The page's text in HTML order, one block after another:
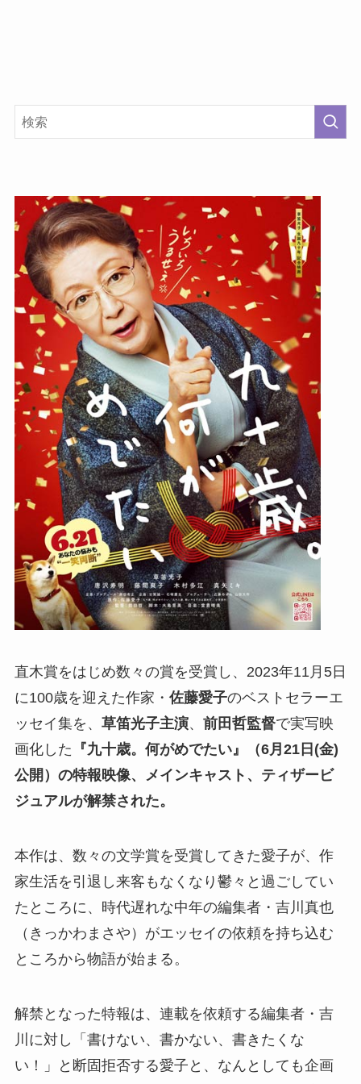
直木賞をはじめ数々の賞を受賞し、2023年11月5日
に100歳を迎えた作家・ 佐藤愛子のベストセラーエ
ッセイ集を、 草笛光子主演、 前田哲監督で実写映
画化した 『九十歳。何がめでたい』（6月21日(金)
公開）の特報映像、メインキャスト、ティザービ
ジュアルが解禁された。
本作は、数々の文学賞を受賞してきた愛子が、作
家生活を引退し来客もなくなり鬱々と過ごしてい
たところに、時代遅れな中年の編集者・吉川真也
（きっかわまさや）がエッセイの依頼を持ち込む
ところから物語が始まる。
解禁となった特報は、連載を依頼する編集者・吉
川に対し「書けない、書かない、書きたくな
い！」と断固拒否する愛子と、なんとしても企画